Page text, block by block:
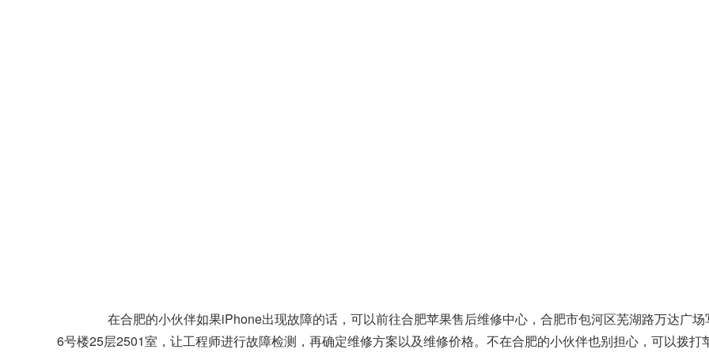
在合肥的小伙伴如果iPhone出现故障的话，可以前往合肥苹果售后维修中心，合肥市包河区芜湖路万达广场
6号楼25层2501室，让工程师进行故障检测，再确定维修方案以及维修价格。不在合肥的小伙伴也别担心，可以拨打